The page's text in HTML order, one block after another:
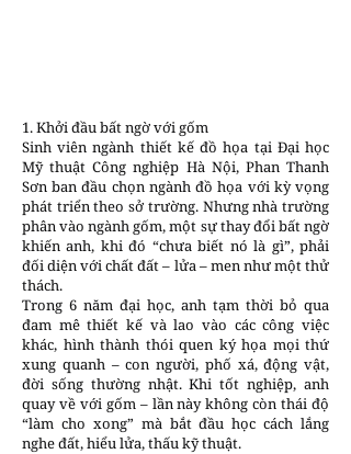
1. Khởi đầu bất ngờ với gốm
Sinh viên ngành thiết kế đồ họa tại Đại học
Mỹ thuật Công nghiệp Hà Nội, Phan Thanh
Sơn ban đầu chọn ngành đồ họa với kỳ vọng
phát triển theo sở trường. Nhưng nhà trường
phân vào ngành gốm, một sự thay đổi bất ngờ
khiến anh, khi đó “chưa biết nó là gì”, phải
đối diện với chất đất – lửa – men như một thử
thách.
Trong 6 năm đại học, anh tạm thời bỏ qua
đam mê thiết kế và lao vào các công việc
khác, hình thành thói quen ký họa mọi thứ
xung quanh – con người, phố xá, động vật,
đời sống thường nhật. Khi tốt nghiệp, anh
quay về với gốm – lần này không còn thái độ
“làm cho xong” mà bắt đầu học cách lắng
nghe đất, hiểu lửa, thấu kỹ thuật.